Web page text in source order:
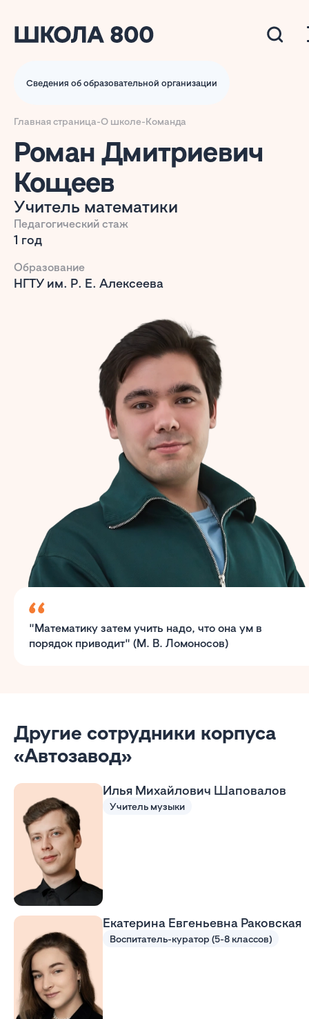
Сведения об образовательной организации
Главная страница-О школе-Команда
Роман Дмитриевич
Кощеев
Учитель математики
Педагогический стаж
1 год
Образование
НГТУ им. Р. Е. Алексеева
"Математику затем учить надо, что она ум в
порядок приводит" (М. В. Ломоносов)
Другие сотрудники корпуса
«Автозавод»
Илья Михайлович Шаповалов
Учитель музыки
Екатерина Евгеньевна Раковская
Воспитатель-куратор (5-8 классов)